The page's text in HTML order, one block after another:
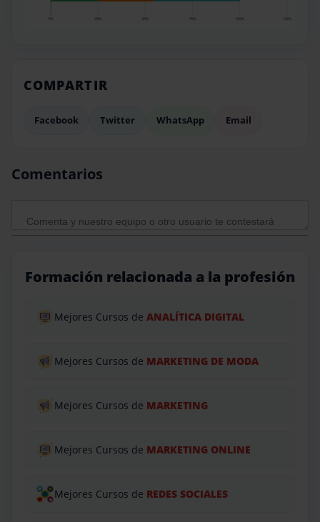
COMPARTIR
Facebook Twitter WhatsApp Email
Comentarios
Formación relacionada a la profesión
Mejores Cursos de ANALÍTICA DIGITAL
Mejores Cursos de MARKETING DE MODA
Mejores Cursos de MARKETING
Mejores Cursos de MARKETING ONLINE
Mejores Cursos de REDES SOCIALES